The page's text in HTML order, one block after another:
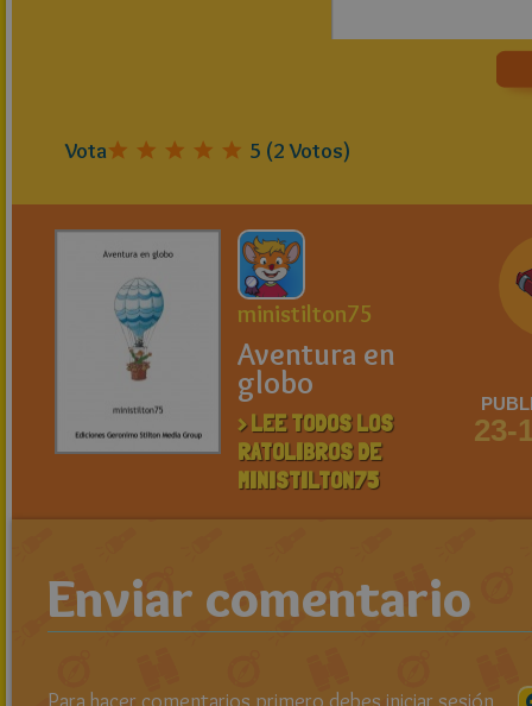
Vota 5 (2Votos)
ministilton75
Aventura en
globo
> LEE TODOS LOS
RATOLIBROS DE
MINISTILTON75
23-
Enviar comentario